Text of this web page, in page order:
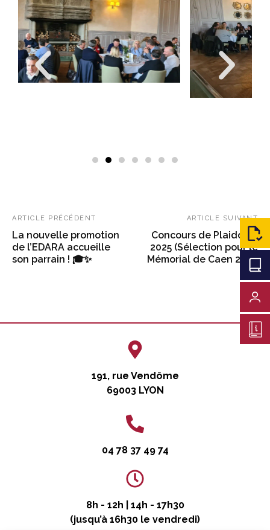
ARTICLE PRÉCÉDENT
La nouvelle promotion
de l’EDARA accueille
son parrain ! 🎓✨
ARTICLE SUIVANT
Concours de Plaidoirie
2025 (Sélection pour le
Mémorial de Caen 2026
)
191, rue Vendôme
69003 LYON
04 78 37 49 74
8h - 12h | 14h - 17h30
(jusqu’à 16h30 le vendredi)